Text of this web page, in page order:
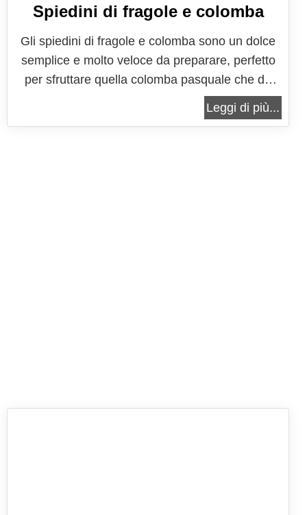
Spiedini di fragole e colomba
Gli spiedini di fragole e colomba sono un dolce
semplice e molto veloce da preparare, perfetto
per sfruttare quella colomba pasquale che da
qualche tempo attende in dispensa con pazienza
di essere consumata o servita in una maniera
Leggi di più...